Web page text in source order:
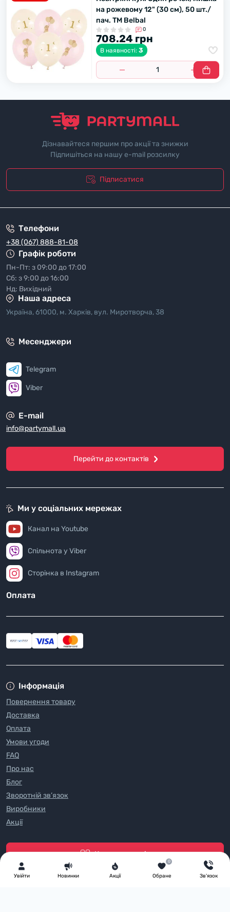
Увiйти Новинки Акції Обране
0
Зв'язок
на рожевому 12" (30 см), 50 шт./
пач. TM Belbal
0
708.24 грн
В наявності: 3
Дізнавайтеся першим про акції та знижки
Підпишіться на нашу e-mail розсилку
Підписатися
Телефони
+38 (067) 888-81-08
Графік роботи
Пн-Пт: з 09:00 до 17:00
Сб: з 9:00 до 16:00
Нд: Вихідний
Наша адреса
Україна, 61000, м. Харків, вул. Миротворча, 38
Месенджери
Telegram
Viber
E-mail
info@partymall.ua
Перейти до контактів
Інформація
Повернення товару
Доставка
Оплата
Умови угоди
FAQ
Про нас
Блог
Зворотній зв’язок
Виробники
Акції
Каталог товарів
Ми у соціальних мережах
Канал на Youtube
Спільнота у Viber
Сторінка в Instagram
Оплата